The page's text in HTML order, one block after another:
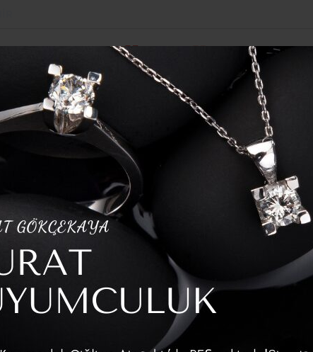
SPOR HABER ARŞIV
Tarımsal Destek
Açıklama: “Gerçek Dışı İddialar Üzerinden Algı Oluşturuluyor”
“Gerçek
Algı